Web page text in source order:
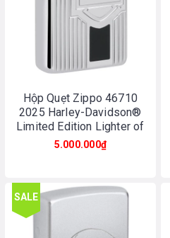
Hộp Quẹt Zippo 46710
2025 Harley-Davidson®
Limited Edition Lighter of
the Year
5.000.000₫
SALE